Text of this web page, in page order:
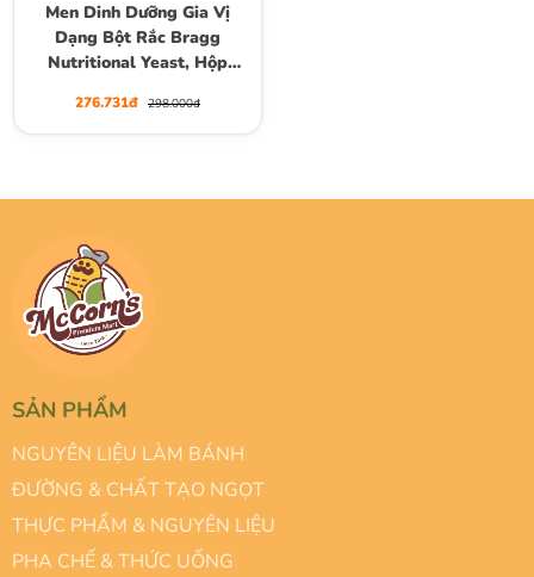
Men Dinh Dưỡng Gia Vị
Dạng Bột Rắc Bragg
Nutritional Yeast, Hộp
276.731đ 298.000đ
SẢN PHẨM
NGUYÊN LIỆU LÀM BÁNH
ĐƯỜNG & CHẤT TẠO NGỌT
THỰC PHẨM & NGUYÊN LIỆU
PHA CHẾ & THỨC UỐNG